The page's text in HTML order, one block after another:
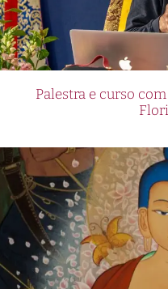
Palestra e curso